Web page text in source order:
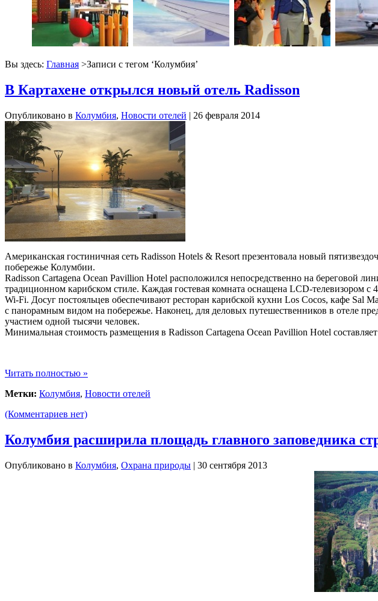
Вы здесь: Главная >Записи с тегом ‘Колумбия’
В Картахене открылся новый отель Radisson
Опубликовано в Колумбия, Новости отелей | 26 февраля 2014
Американская гостиничная сеть Radisson Hotels & Resort презентовала новый
побережье Колумбии.
Radisson Cartagena Ocean Pavillion Hotel расположился непосредственно на береговой
традиционном карибском стиле. Каждая гостевая комната оснащена LCD-
Wi-Fi. Досуг постояльцев обеспечивают ресторан карибской кухни Los Cocos, кафе Sal
с панорамным видом на побережье. Наконец, для деловых путешественников в отеле
участием одной тысячи человек.
Минимальная стоимость размещения в Radisson Cartagena Ocean Pavillion Hotel
Читать полностью »
Метки: Колумбия, Новости отелей
(Комментариев нет)
Колумбия расширила площадь главного заповедника
Опубликовано в Колумбия, Охрана природы | 30 сентября 2013